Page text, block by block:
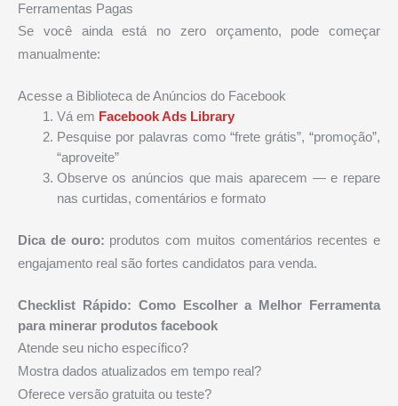
Ferramentas Pagas
Se você ainda está no zero orçamento, pode começar
manualmente:
Acesse a Biblioteca de Anúncios do Facebook
Vá em Facebook Ads Library
Pesquise por palavras como “frete grátis”, “promoção”,
“aproveite”
Observe os anúncios que mais aparecem — e repare
nas curtidas, comentários e formato
Dica de ouro: produtos com muitos comentários recentes e
engajamento real são fortes candidatos para venda.
Checklist Rápido: Como Escolher a Melhor Ferramenta
para minerar produtos facebook
Atende seu nicho específico?
Mostra dados atualizados em tempo real?
Oferece versão gratuita ou teste?